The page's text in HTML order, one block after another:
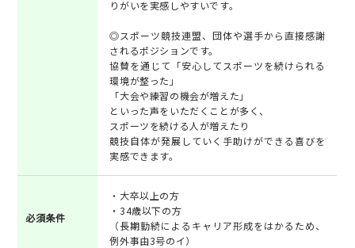
りがいを実感しやすいです。
◎スポーツ競技連盟、団体や選手から直接感謝
されるポジションです。
協賛を通じて「安心してスポーツを続けられる
環境が整った」
「大会や練習の機会が増えた」
といった声をいただくことが多く、
スポーツを続ける人が増えたり
競技自体が発展していく手助けができる喜びを
実感できます。
必須条件
・大卒以上の方
・34歳以下の方
（長期勤続によるキャリア形成をはかるため、
例外事由3号のイ）